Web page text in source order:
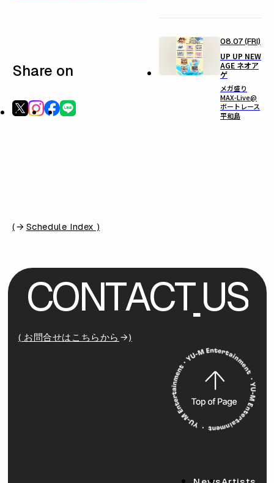
Share on
08.07 (FRI)
UP UP NEW
AGE ネオア
ゲ
メガ盛り
MAX-Live@
ボートレース
平和島
( Schedule Index )
CONTACT US
( お問合せはこちらから )